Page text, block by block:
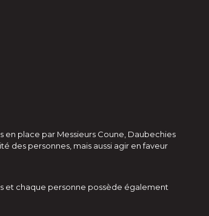
en place par Messieurs Coune, Daubechies
des personnes, mais aussi agir en faveur
et chaque personne possède également